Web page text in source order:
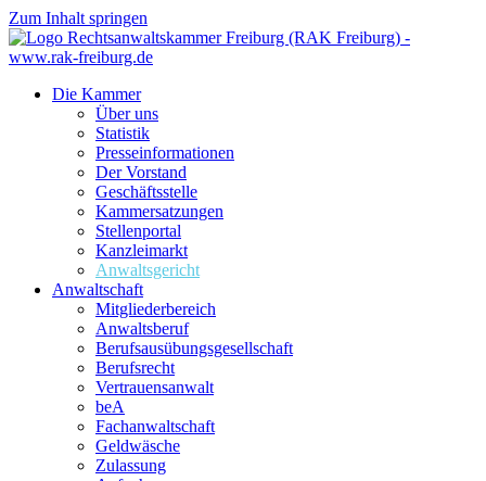
Zum Inhalt springen
Die Kammer
Über uns
Statistik
Presseinformationen
Der Vorstand
Geschäftsstelle
Kammersatzungen
Stellenportal
Kanzleimarkt
Anwaltsgericht
Anwaltschaft
Mitgliederbereich
Anwaltsberuf
Berufsausübungs­gesellschaft
Berufsrecht
Vertrauensanwalt
beA
Fachanwaltschaft
Geldwäsche
Zulassung